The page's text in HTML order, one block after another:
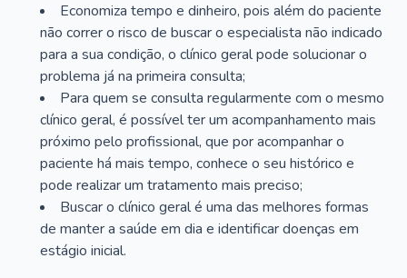
Economiza tempo e dinheiro, pois além do paciente
não correr o risco de buscar o especialista não indicado
para a sua condição, o clínico geral pode solucionar o
problema já na primeira consulta;
Para quem se consulta regularmente com o mesmo
clínico geral, é possível ter um acompanhamento mais
próximo pelo profissional, que por acompanhar o
paciente há mais tempo, conhece o seu histórico e
pode realizar um tratamento mais preciso;
Buscar o clínico geral é uma das melhores formas
de manter a saúde em dia e identificar doenças em
estágio inicial.